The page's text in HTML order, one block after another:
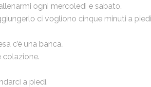
ogni mercoledì e sabato.
ci vogliono cinque minuti a
c’è una banca.
colazione.
a piedi.